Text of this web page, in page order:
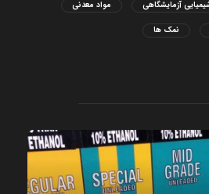
آزمایشگاهی مواد معدنی
نمک ها